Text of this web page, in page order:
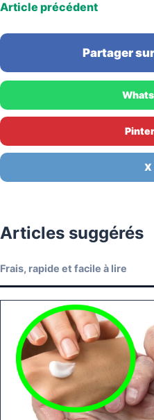
Article précédent
Partager
X
Articles suggérés
Frais, rapide et facile à lire